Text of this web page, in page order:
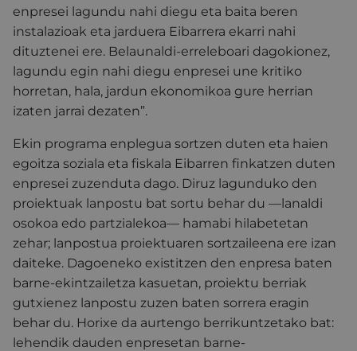
enpresei lagundu nahi diegu eta baita beren
instalazioak eta jarduera Eibarrera ekarri nahi
dituztenei ere. Belaunaldi-erreleboari dagokionez,
lagundu egin nahi diegu enpresei une kritiko
horretan, hala, jardun ekonomikoa gure herrian
izaten jarrai dezaten”.
Ekin programa enplegua sortzen duten eta haien
egoitza soziala eta fiskala Eibarren finkatzen duten
enpresei zuzenduta dago. Diruz lagunduko den
proiektuak lanpostu bat sortu behar du —lanaldi
osokoa edo partzialekoa— hamabi hilabetetan
zehar; lanpostua proiektuaren sortzaileena ere izan
daiteke. Dagoeneko existitzen den enpresa baten
barne-ekintzailetza kasuetan, proiektu berriak
gutxienez lanpostu zuzen baten sorrera eragin
behar du. Horixe da aurtengo berrikuntzetako bat:
lehendik dauden enpresetan barne-